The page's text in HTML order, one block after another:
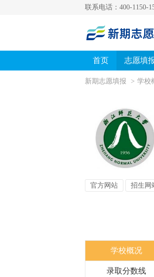
联系电话：400-1150-
首页 志愿填
新期志愿填报 > 学校
官方网站 招生网
学校概况
录取分数线